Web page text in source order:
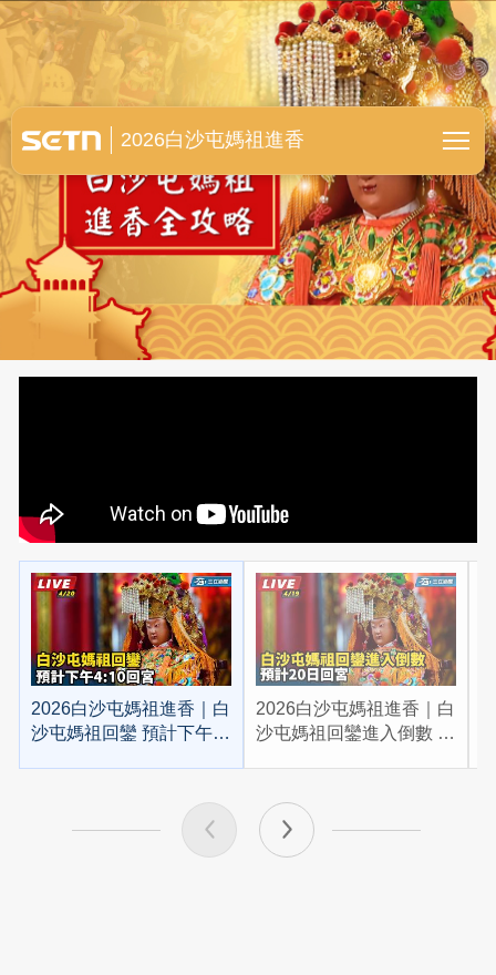
白沙屯媽祖進香全紀錄
2026白沙屯媽祖進香
2026白沙屯媽祖進香｜白
沙屯媽祖回鑾 預計下午
2026白沙屯媽祖進香｜白
沙屯媽祖回鑾進入倒數 預